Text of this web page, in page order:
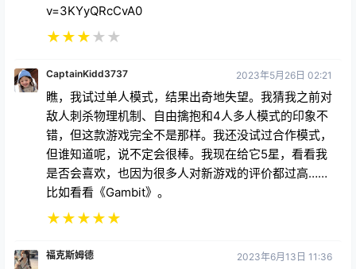
v=3KYyQRcCvA0
★★★★ ★
CaptainKidd3737 2023年5月26日 02:21
瞧，我试过单人模式，结果出奇地失望。我猜我之前对
敌人刺杀物理机制、自由擒抱和4人多人模式的印象不
错，但这款游戏完全不是那样。我还没试过合作模式，
但谁知道呢，说不定会很棒。我现在给它5星，看看我
是否会喜欢，也因为很多人对新游戏的评价都过高……
比如看看《Gambit》。
★★★★★
福克斯姆德 2023年6月13日 11:36